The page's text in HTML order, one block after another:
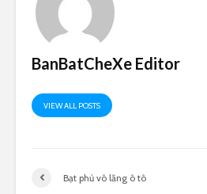
BanBatCheXe Editor
VIEW ALL POSTS
Bạt phủ vô lăng ô tô